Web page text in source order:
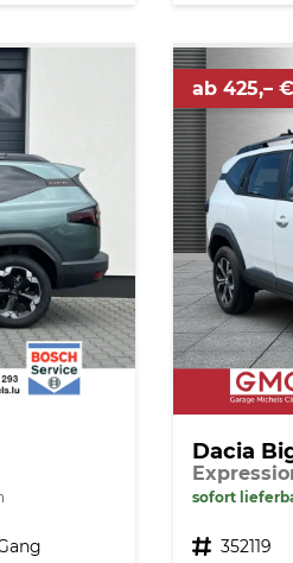
ab 425,–
Dacia
sofort
Fahrzeugnr. 352119